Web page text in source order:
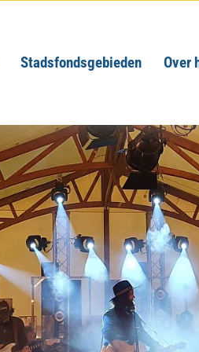
Stadsfondsgebieden Over